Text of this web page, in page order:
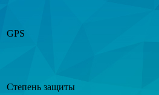
GPS
Степень защиты